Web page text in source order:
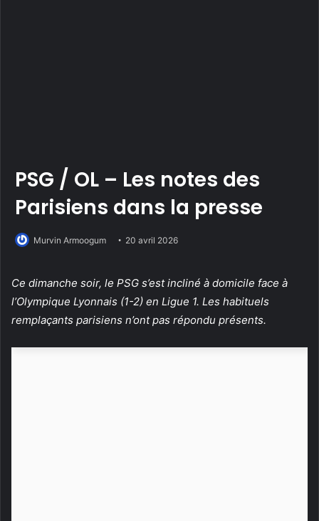
PSG / OL – Les notes des
Parisiens dans la presse
Murvin Armoogum 20 avril 2026
Ce dimanche soir, le PSG s’est incliné à domicile face à
l’Olympique Lyonnais (1-2) en Ligue 1. Les habituels
remplaçants parisiens n’ont pas répondu présents.